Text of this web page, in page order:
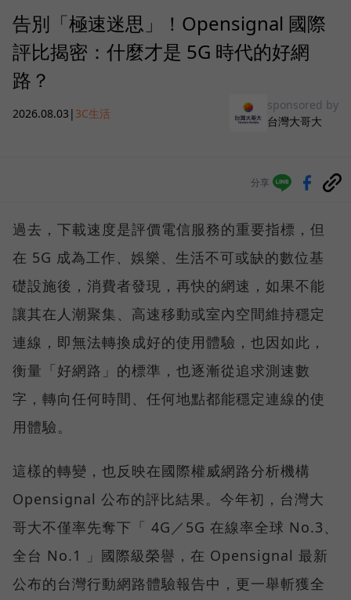
告別「極速迷思」！Opensignal 國際
評比揭密：什麼才是 5G 時代的好網
路？
2026.08.03 | 3C生活
sponsored by
台灣大哥大
分享
過去，下載速度是評價電信服務的重要指標，但
在 5G 成為工作、娛樂、生活不可或缺的數位基
礎設施後，消費者發現，再快的網速，如果不能
讓其在人潮聚集、高速移動或室內空間維持穩定
連線，即無法轉換成好的使用體驗，也因如此，
衡量「好網路」的標準，也逐漸從追求測速數
字，轉向任何時間、任何地點都能穩定連線的使
用體驗。
這樣的轉變，也反映在國際權威網路分析機構
Opensignal 公布的評比結果。今年初，台灣大
哥大不僅率先奪下「 4G／5G 在線率全球 No.3、
全台 No.1 」國際級榮譽，在 Opensignal 最新
公布的台灣行動網路體驗報告中，更一舉斬獲全